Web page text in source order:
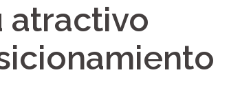
atractivo